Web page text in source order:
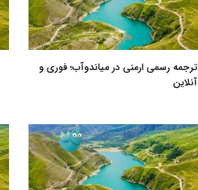
ترجمه رسمی ارمنی در میاندوآب؛ فوری و
آنلاین